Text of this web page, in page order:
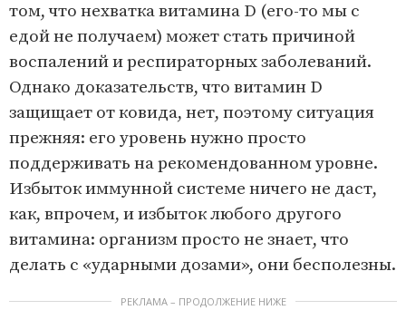
том, что нехватка витамина D (его-то мы с
едой не получаем) может стать причиной
воспалений и респираторных заболеваний.
Однако доказательств, что витамин D
защищает от ковида, нет, поэтому ситуация
прежняя: его уровень нужно просто
поддерживать на рекомендованном уровне.
Избыток иммунной системе ничего не даст,
как, впрочем, и избыток любого другого
витамина: организм просто не знает, что
делать с «ударными дозами», они бесполезны.
РЕКЛАМА – ПРОДОЛЖЕНИЕ НИЖЕ